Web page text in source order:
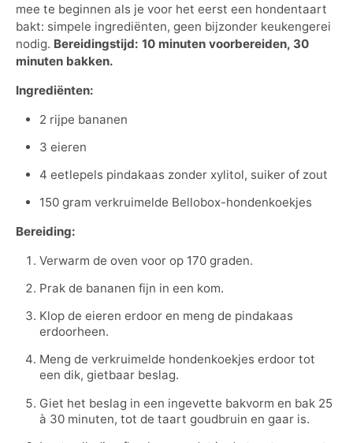
mee te beginnen als je voor het eerst een hondentaart
bakt: simpele ingrediënten, geen bijzonder keukengerei
nodig. Bereidingstijd: 10 minuten voorbereiden, 30
minuten bakken.
Ingrediënten:
2 rijpe bananen
3 eieren
4 eetlepels pindakaas zonder xylitol, suiker of zout
150 gram verkruimelde Bellobox-hondenkoekjes
Bereiding:
Verwarm de oven voor op 170 graden.
Prak de bananen fijn in een kom.
Klop de eieren erdoor en meng de pindakaas
erdoorheen.
Meng de verkruimelde hondenkoekjes erdoor tot
een dik, gietbaar beslag.
Giet het beslag in een ingevette bakvorm en bak 25
à 30 minuten, tot de taart goudbruin en gaar is.